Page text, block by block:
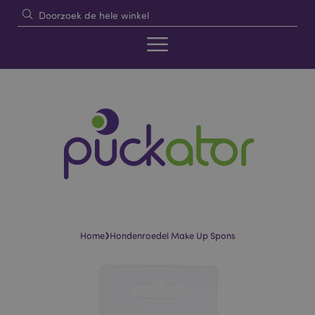
Home›Hondenroedel Make Up Spons